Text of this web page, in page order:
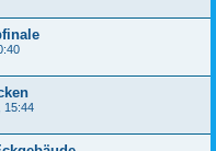
15:44